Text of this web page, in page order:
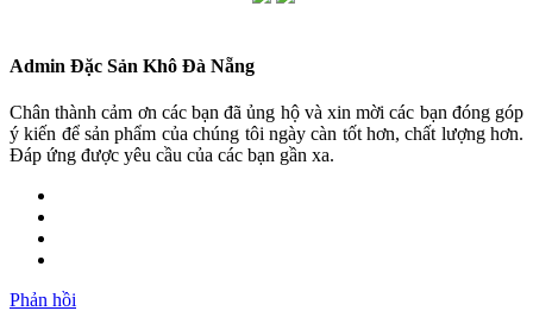
Admin Đặc Sản Khô Đà Nẵng
Chân thành cảm ơn các bạn đã ủng hộ và xin mời các bạn đóng góp
ý kiến để sản phẩm của chúng tôi ngày càn tốt hơn, chất lượng hơn.
Đáp ứng được yêu cầu của các bạn gần xa.
Phản hồi